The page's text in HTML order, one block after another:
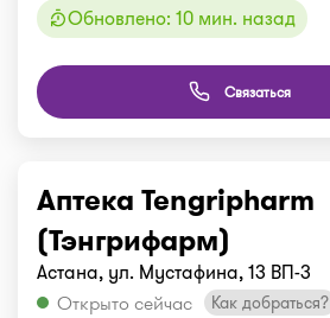
Обновлено: 10 мин. назад
Связаться
Аптека Tengripharm
(Тэнгрифарм)
Астана, ул. Мустафина, 13 ВП-3
Открыто сейчас
Как добраться?